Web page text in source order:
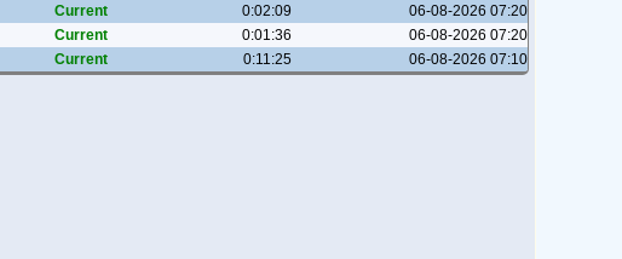
Current 0:02:09
06-08-2026 07:20
Current 0:01:36
06-08-2026 07:20
Current 0:11:25 06-08-2026 07:10